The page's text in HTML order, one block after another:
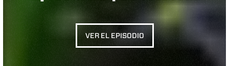
VER EL EPISODIO